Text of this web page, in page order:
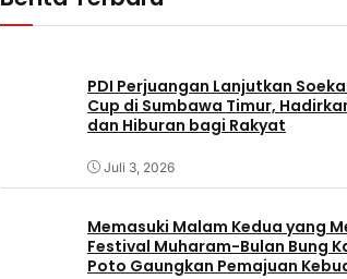
PDI Perjuangan Lanjutkan
Cup di Sumbawa Timur,
dan Hiburan bagi Rakyat
Juli 3, 2026
Memasuki Malam Kedua yang
Festival Muharam-Bulan Bung
Poto Gaungkan Pemajuan